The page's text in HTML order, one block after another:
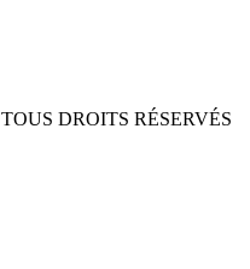
TOUS DROITS RÉSERVÉS